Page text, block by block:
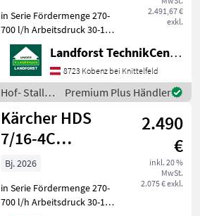
2.491,67 €
exkl.
in Serie Fördermenge 270-
700 l/h Arbeitsdruck 30-160
bar Gewicht 113 kg 10m HD-
Schlauch Strahlrohr
1050mm Powerdüse Um
Ihnen unnötige Wartezeiten
oder Wegstrecken
Landforst TechnikCenter Knittelfeld
8723 Kobenz bei Knittelfeld
Hof- Stall-
und
Weidetechnik
/ Kärcher
Premium Plus Händler
Kärcher HDS
7/16-4C
Anniversary
Edition
2.490
€
inkl. 20 %
MwSt.
2.075 € exkl.
Bj. 2026
in Serie Fördermenge 270-
700 l/h Arbeitsdruck 30-160